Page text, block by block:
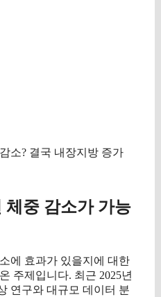
체중 감소가 가능
에 효과가 있을지에 대한
주제입니다. 최근 2025년
연구와 대규모 데이터 분